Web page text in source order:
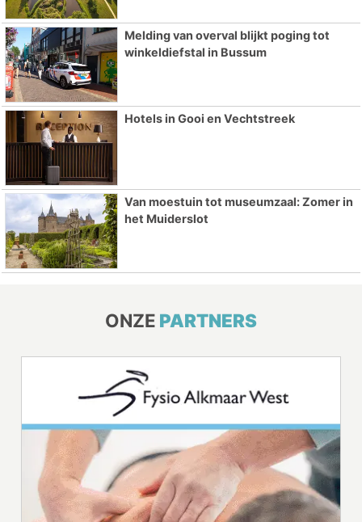
Melding van overval blijkt poging tot
winkeldiefstal in Bussum
Hotels in Gooi en Vechtstreek
Van moestuin tot museumzaal: Zomer in
het Muiderslot
ONZE PARTNERS